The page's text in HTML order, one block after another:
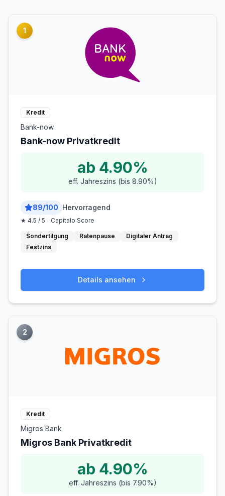
1
Kredit
Bank-now
Bank-now Privatkredit
ab 4.90%
eff. Jahreszins (bis 8.90%)
89/100 Hervorragend
★ 4.5 / 5 · Capitalo Score
Sondertilgung Ratenpause
Digitaler Antrag
Festzins
Details ansehen
2
Kredit
Migros Bank
Migros Bank Privatkredit
ab 4.90%
eff. Jahreszins (bis 7.90%)